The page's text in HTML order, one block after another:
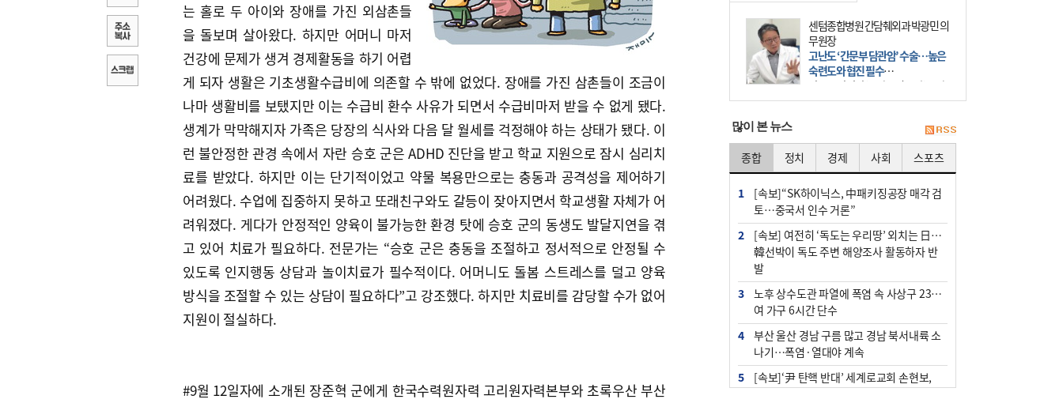
는 홀로 두 아이와 장애를 가진 외삼촌들
을 돌보며 살아왔다. 하지만 어머니 마저
건강에 문제가 생겨 경제활동을 하기 어렵
게 되자 생활은 기초생활수급비에 의존할 수 밖에 없었다. 장애를 가진 삼촌들이 조금이
나마 생활비를 보탰지만 이는 수급비 환수 사유가 되면서 수급비마저 받을 수 없게 됐다.
생계가 막막해지자 가족은 당장의 식사와 다음 달 월세를 걱정해야 하는 상태가 됐다. 이
런 불안정한 관경 속에서 자란 승호 군은 ADHD 진단을 받고 학교 지원으로 잠시 심리치
료를 받았다. 하지만 이는 단기적이었고 약물 복용만으로는 충동과 공격성을 제어하기
어려웠다. 수업에 집중하지 못하고 또래친구와도 갈등이 잦아지면서 학교생활 자체가 어
려워졌다. 게다가 안정적인 양육이 불가능한 환경 탓에 승호 군의 동생도 발달지연을 겪
고 있어 치료가 필요하다. 전문가는 “승호 군은 충동을 조절하고 정서적으로 안정될 수
있도록 인지행동 상담과 놀이치료가 필수적이다. 어머니도 돌봄 스트레스를 덜고 양육
방식을 조절할 수 있는 상담이 필요하다”고 강조했다. 하지만 치료비를 감당할 수가 없어
지원이 절실하다.
#9월 12일자에 소개된 장준혁 군에게 한국수력원자력 고리원자력본부와 초록우산 부산
센텀종합병원 간담췌외과 박광민 의
무원장
고난도 ‘간문부 담관암’ 수술…높은
숙련도와 협진 필수
간문부 담관암(클라츠킨 종양)은 좌
우 간에서 나오는, 담관(담즙 배출 경
部)’에 생기는 악성 종양이다. 간동맥
문맥 림프절 담
많이 본 뉴스
종합 정치 경제 사회 스포츠
1
[속보]“SK하이닉스, 中패키징공장 매각 검
토…중국서 인수 거론”
2
[속보] 여전히 ‘독도는 우리땅’ 외치는 日…
韓선박이 독도 주변 해양조사 활동하자 반
발
3
노후 상수도관 파열에 폭염 속 사상구 2300
여 가구 6시간 단수
4
부산 울산 경남 구름 많고 경남 북서내륙 소
나기…폭염·열대야 계속
5
[속보]‘尹 탄핵 반대’ 세계로교회 손현보,